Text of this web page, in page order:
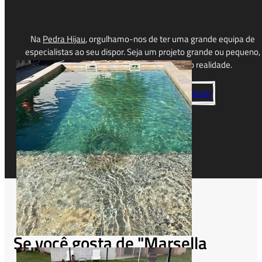
NaPedra Hijau, orgulhamo-nos de ter uma grande equipa de
especialistas ao seu dispor. Seja um projeto grande ou pequeno,
estamos aqui para ajudá-lo a torná-lo realidade.
Contacte-nos sem compromisso
Se você gosta de "Marsella